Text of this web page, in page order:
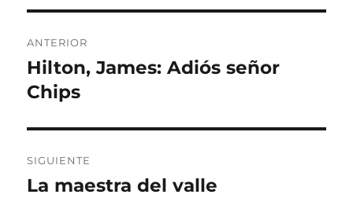
de
entradas
ANTERIOR
Entrada
anterior:
Hilton, James: Adiós señor
Chips
SIGUIENTE
Entrada
La maestra del valle